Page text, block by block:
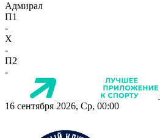
Адмирал
П1
-
X
-
П2
-
16 сентября 2026, Ср, 00:00